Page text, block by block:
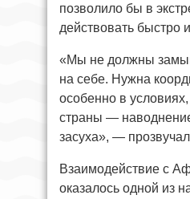
позволило бы в
действовать быстро
«Мы не должны
на себе. Нужна
особенно в условиях,
страны —
засуха», —
Взаимодействие с
оказалось одной из